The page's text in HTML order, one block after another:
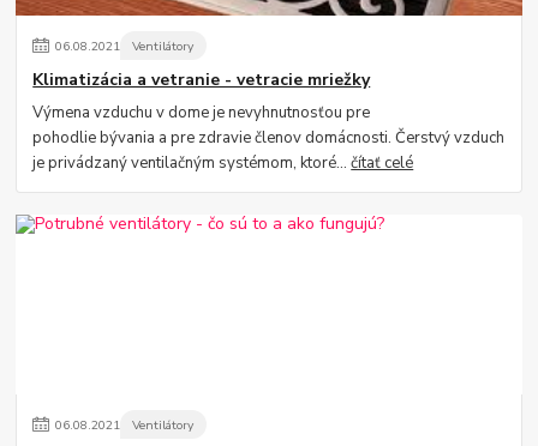
06.08.2021 Ventilátory
Klimatizácia a vetranie - vetracie mriežky
Výmena vzduchu v dome je nevyhnutnosťou pre
pohodlie bývania a pre zdravie členov domácnosti. Čerstvý vzduch
je privádzaný ventilačným systémom, ktoré...čítať celé
06.08.2021 Ventilátory